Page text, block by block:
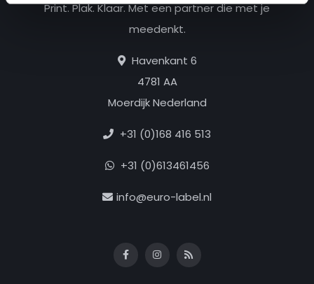
Print. Plak. Klaar. Met een partner die met je
meedenkt.
Havenkant 6
4781 AA
Moerdijk Nederland
+31 (0)168 416 513
+31 (0)613461456
info@euro-label.nl